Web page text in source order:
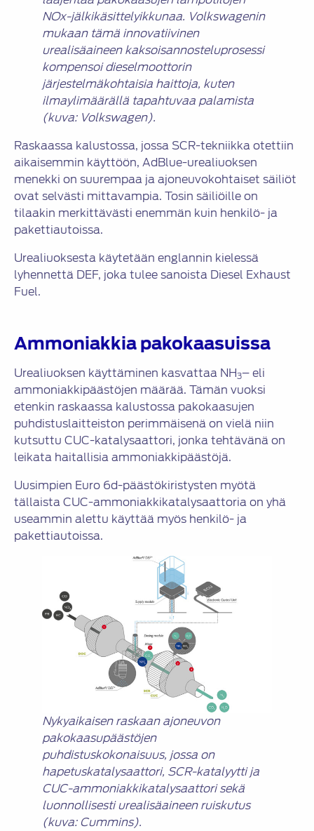
NOx-jälkikäsittelyikkunaa. Volkswagenin
mukaan tämä innovatiivinen
urealisäaineen kaksoisannosteluprosessi
kompensoi dieselmoottorin
järjestelmäkohtaisia haittoja, kuten
ilmaylimäärällä tapahtuvaa palamista
(kuva: Volkswagen).
Raskaassa kalustossa, jossa SCR-tekniikka otettiin
aikaisemmin käyttöön, AdBlue-urealiuoksen
menekki on suurempaa ja ajoneuvokohtaiset säiliöt
ovat selvästi mittavampia. Tosin säiliöille on
tilaakin merkittävästi enemmän kuin henkilö- ja
pakettiautoissa.
Urealiuoksesta käytetään englannin kielessä
lyhennettä DEF, joka tulee sanoista Diesel Exhaust
Fuel.
Ammoniakkia pakokaasuissa
Urealiuoksen käyttäminen kasvattaa NH3– eli
ammoniakkipäästöjen määrää. Tämän vuoksi
etenkin raskaassa kalustossa pakokaasujen
puhdistuslaitteiston perimmäisenä on vielä niin
kutsuttu CUC-katalysaattori, jonka tehtävänä on
leikata haitallisia ammoniakkipäästöjä.
Uusimpien Euro 6d-päästökiristysten myötä
tällaista CUC-ammoniakkikatalysaattoria on yhä
useammin alettu käyttää myös henkilö- ja
pakettiautoissa.
Nykyaikaisen raskaan ajoneuvon
pakokaasupäästöjen
puhdistuskokonaisuus, jossa on
hapetuskatalysaattori, SCR-katalyytti ja
CUC-ammoniakkikatalysaattori sekä
luonnollisesti urealisäaineen ruiskutus
(kuva: Cummins).